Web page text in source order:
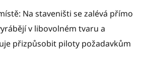
Na staveništi se zalévá přímo
v libovolném tvaru a
přizpůsobit piloty požadavkům